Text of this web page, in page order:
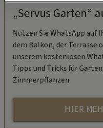
„Servus Garten“
Nutzen Sie WhatsApp auf
dem Balkon, der Terrasse
unserem kostenlosen
Tipps und Tricks für
Zimmerpflanzen.
HIER